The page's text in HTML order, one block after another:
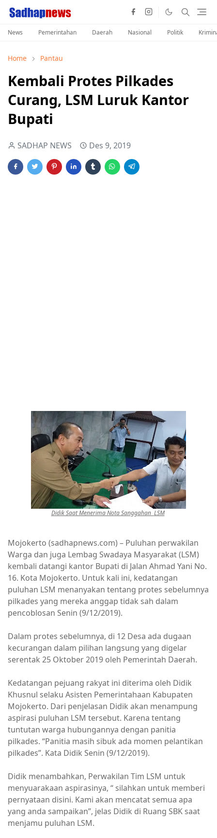
News Pemerintahan Daerah Nasional Politik
Home Pantau
Kembali Protes Pilkades
Curang, LSM Luruk Kantor
Bupati
SADHAP NEWS Des 9, 2019
Didik Saat Menerima Nota Sanggahan LSM
Mojokerto (sadhapnews.com) – Puluhan perwakilan
Warga dan juga Lembag Swadaya Masyarakat (LSM)
kembali datangi kantor Bupati di Jalan Ahmad Yani No.
16. Kota Mojokerto. Untuk kali ini, kedatangan
puluhan LSM menanyakan tentang protes sebelumnya
pilkades yang mereka anggap tidak sah dalam
pencoblosan Senin (9/12/2019).
Dalam protes sebelumnya, di 12 Desa ada dugaan
kecurangan dalam pilihan langsung yang digelar
serentak 25 Oktober 2019 oleh Pemerintah Daerah.
Kedatangan pejuang rakyat ini diterima oleh Didik
Khusnul selaku Asisten Pemerintahaan Kabupaten
Mojokerto. Dari penjelasan Didik akan menampung
aspirasi puluhan LSM tersebut. Karena tentang
tuntutan warga hubungannya dengan panitia
pilkades. “Panitia masih sibuk ada momen pelantikan
pilkades”. Kata Didik Senin (9/12/2019).
Didik menambahkan, Perwakilan Tim LSM untuk
menyuarakaan aspirasinya, “ silahkan untuk memberi
pernyataan disini. Kami akan mencatat semua apa
yang anda sampaikan”, jelas Didik di Ruang SBK saat
menjamu puluhan LSM.